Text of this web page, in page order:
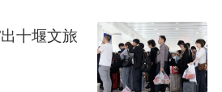
出十堰文旅